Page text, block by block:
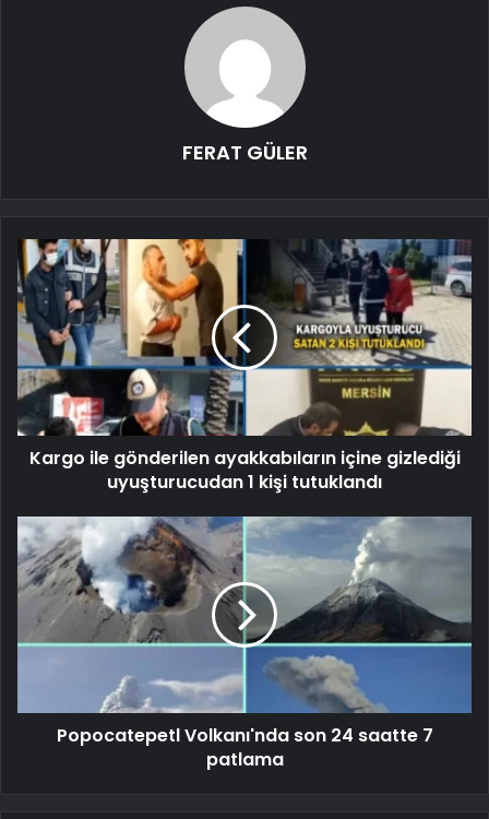
FERAT GÜLER
Kargo ile gönderilen ayakkabıların içine gizlediği
uyuşturucudan 1 kişi tutuklandı
Popocatepetl Volkanı'nda son 24 saatte 7
patlama